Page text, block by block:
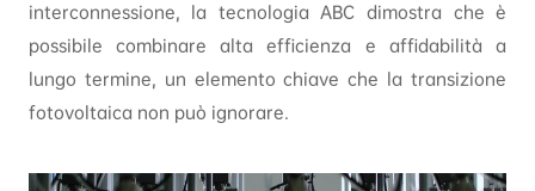
interconnessione, la tecnologia ABC dimostra che è
possibile combinare alta efficienza e affidabilità a
lungo termine, un elemento chiave che la transizione
fotovoltaica non può ignorare.